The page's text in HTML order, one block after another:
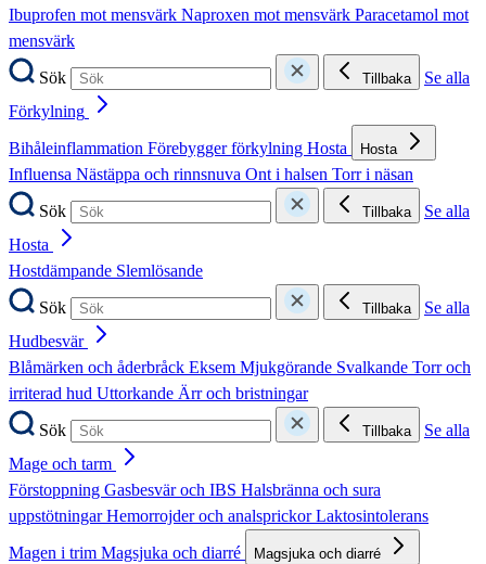
Ibuprofen mot mensvärk Naproxen mot mensvärk Paracetamol mot
mensvärk
Sök
Tillbaka
Se alla
Förkylning
Bihåleinflammation Förebygger förkylning Hosta Hosta
Influensa Nästäppa och rinnsnuva Ont i halsen Torr i näsan
Sök
Tillbaka
Se alla
Hosta
Hostdämpande Slemlösande
Sök
Tillbaka
Se alla
Hudbesvär
Blåmärken och åderbråck Eksem Mjukgörande Svalkande Torr och
irriterad hud Uttorkande Ärr och bristningar
Sök
Tillbaka
Se alla
Mage och tarm
Förstoppning Gasbesvär och IBS Halsbränna och sura
uppstötningarHemorrojder och analsprickorLaktosintolerans
Magen i trim Magsjuka och diarré Magsjuka och diarré